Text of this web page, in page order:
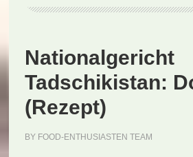
Nationalgericht
Tadschikistan:
(Rezept)
BY FOOD-ENTHUSIASTEN TEAM